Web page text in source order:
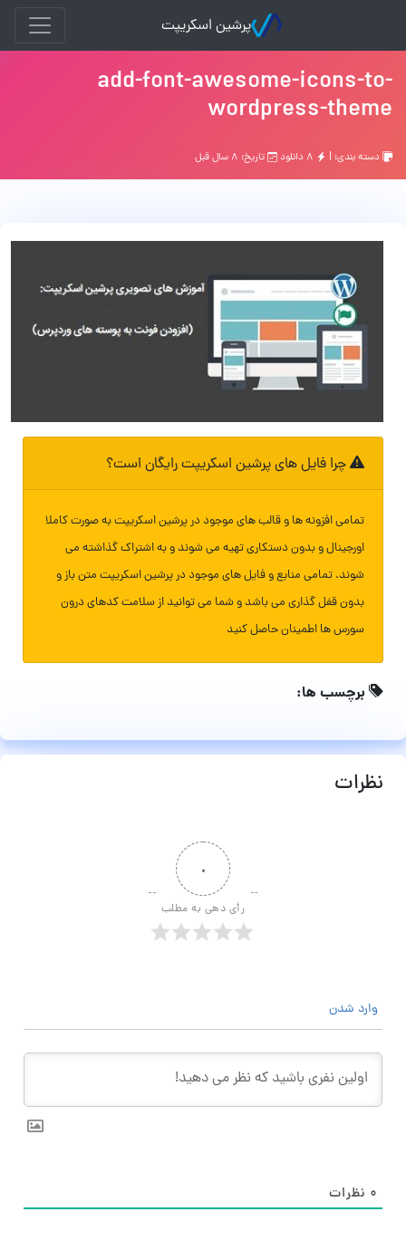
پرشین اسکریپت
add-font-awesome-icons-to-
wordpress-theme
دسته بندی: | تاریخ: ۸ سال قبل
چرا فایل های پرشین اسکریپت رایگان است؟
تمامی افزونه ها و قالب های موجود در پرشین اسکریپت به صورت کاملا
اورجینال و بدون دستکاری تهیه می شوند و به اشتراک گذاشته می
شوند. تمامی منابع و فایل های موجود در پرشین اسکریپت متن باز و
بدون قفل گذاری می باشد و شما می توانید از سلامت کدهای درون
سورس ها اطمینان حاصل کنید
برچسب ها:
نظرات
۰
رأی دهی به مطلب
وارد شدن
۰ نظرات